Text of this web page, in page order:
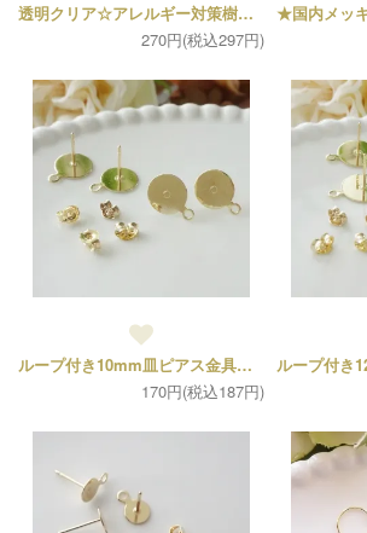
透明クリア☆アレルギー対策樹脂ピアス（５ペア10個セット）
270円(税込297円)
ループ付き10mm皿ピアス金具（2ペア・キャッチ4個、ポスト4個）
170円(税込187円)